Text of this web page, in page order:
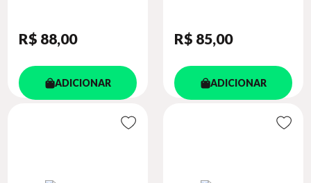
R$ 88,00
ADICIONAR
R$ 85,00
ADICIONAR